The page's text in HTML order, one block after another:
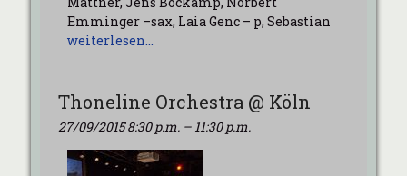
Emminger –sax, Laia Genc – p, Sebastian
weiterlesen…
Thoneline Orchestra @ Köln
27/09/2015 8:30 p.m. – 11:30 p.m.